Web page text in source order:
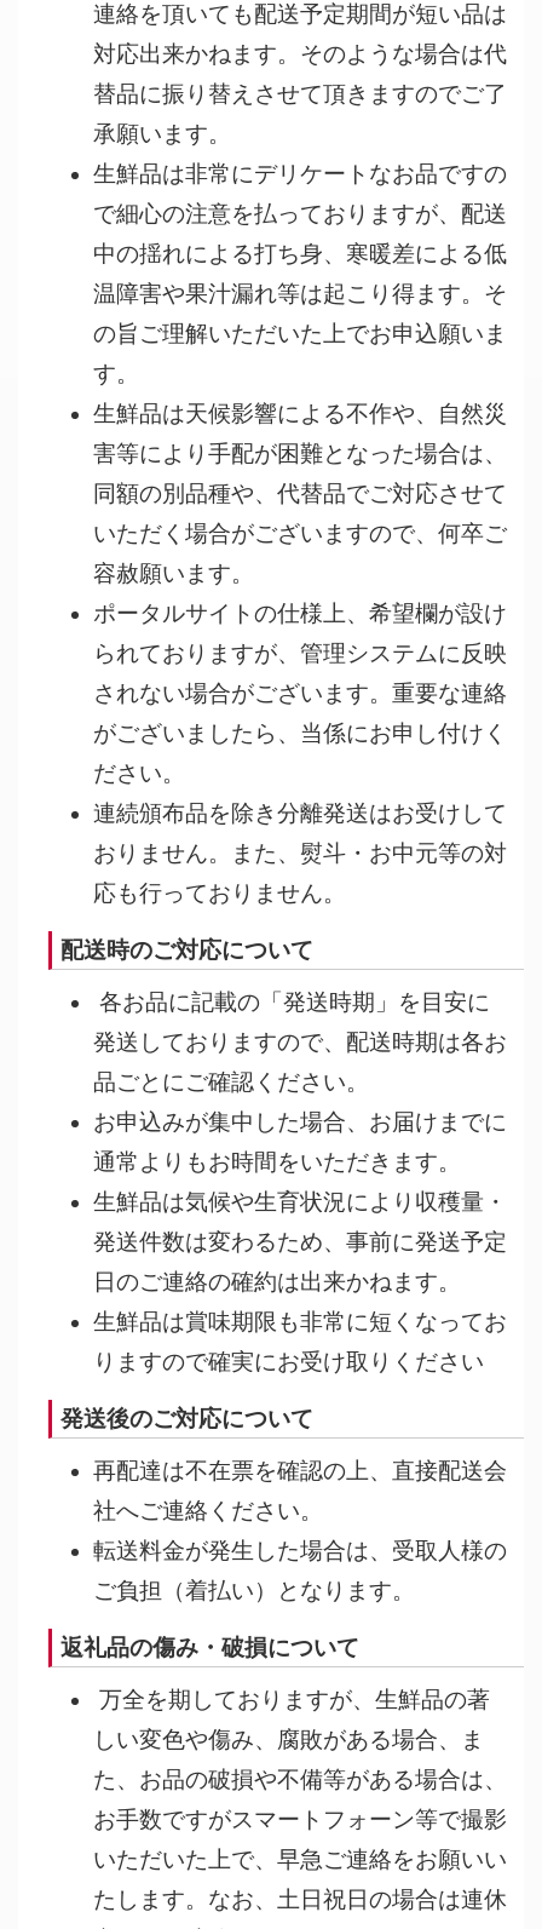
連絡を頂いても配送予定期間が短い品は
対応出来かねます。そのような場合は代
替品に振り替えさせて頂きますのでご了
承願います。
生鮮品は非常にデリケートなお品ですの
で細心の注意を払っておりますが、配送
中の揺れによる打ち身、寒暖差による低
温障害や果汁漏れ等は起こり得ます。そ
の旨ご理解いただいた上でお申込願いま
す。
生鮮品は天候影響による不作や、自然災
害等により手配が困難となった場合は、
同額の別品種や、代替品でご対応させて
いただく場合がございますので、何卒ご
容赦願います。
ポータルサイトの仕様上、希望欄が設け
られておりますが、管理システムに反映
されない場合がございます。重要な連絡
がございましたら、当係にお申し付けく
ださい。
連続頒布品を除き分離発送はお受けして
おりません。また、熨斗・お中元等の対
応も行っておりません。
配送時のご対応について
各お品に記載の「発送時期」を目安に
発送しておりますので、配送時期は各お
品ごとにご確認ください。
お申込みが集中した場合、お届けまでに
通常よりもお時間をいただきます。
生鮮品は気候や生育状況により収穫量・
発送件数は変わるため、事前に発送予定
日のご連絡の確約は出来かねます。
生鮮品は賞味期限も非常に短くなってお
りますので確実にお受け取りください
発送後のご対応について
再配達は不在票を確認の上、直接配送会
社へご連絡ください。
転送料金が発生した場合は、受取人様の
ご負担（着払い）となります。
返礼品の傷み・破損について
万全を期しておりますが、生鮮品の著
しい変色や傷み、腐敗がある場合、ま
た、お品の破損や不備等がある場合は、
お手数ですがスマートフォーン等で撮影
いただいた上で、早急ご連絡をお願いい
たします。なお、土日祝日の場合は連休